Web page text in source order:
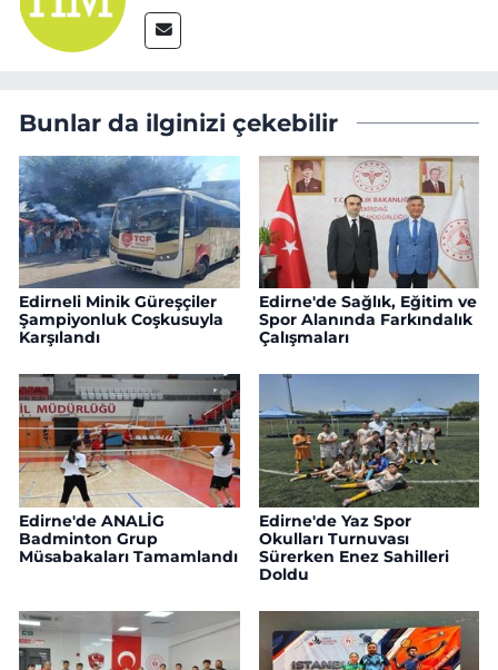
Bunlar da ilginizi çekebilir
Edirneli Minik Güreşçiler
Şampiyonluk Coşkusuyla
Karşılandı
Edirne'de Sağlık, Eğitim ve
Spor Alanında Farkındalık
Çalışmaları
Edirne'de ANALİG
Badminton Grup
Müsabakaları Tamamlandı
Edirne'de Yaz Spor
Okulları Turnuvası
Sürerken Enez Sahilleri
Doldu